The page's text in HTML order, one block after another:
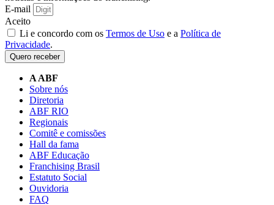
E-mail
Aceito
Li e concordo com os Termos de Uso e a Política de
Privacidade.
Quero receber
A ABF
Sobre nós
Diretoria
ABF RIO
Regionais
Comitê e comissões
Hall da fama
ABF Educação
Franchising Brasil
Estatuto Social
Ouvidoria
FAQ